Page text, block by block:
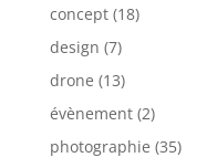
concept(18)
design (7)
drone (13)
évènement(2)
photographie (35)